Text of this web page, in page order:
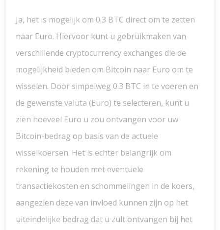
Ja, het is mogelijk om 0.3 BTC direct om te zetten
naar Euro. Hiervoor kunt u gebruikmaken van
verschillende cryptocurrency exchanges die de
mogelijkheid bieden om Bitcoin naar Euro om te
wisselen. Door simpelweg 0.3 BTC in te voeren en
de gewenste valuta (Euro) te selecteren, kunt u
zien hoeveel Euro u zou ontvangen voor uw
Bitcoin-bedrag op basis van de actuele
wisselkoersen. Het is echter belangrijk om
rekening te houden met eventuele
transactiekosten en schommelingen in de koers,
aangezien deze van invloed kunnen zijn op het
uiteindelijke bedrag dat u zult ontvangen bij het